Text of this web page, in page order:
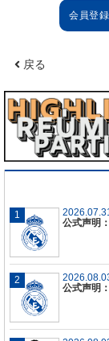
この一週間は
信頼
サイクルが終
とても良いメ
選手が足りな
た選手もいる
今シーズンは
しいものだっ
戻る
公式声明
公式声明